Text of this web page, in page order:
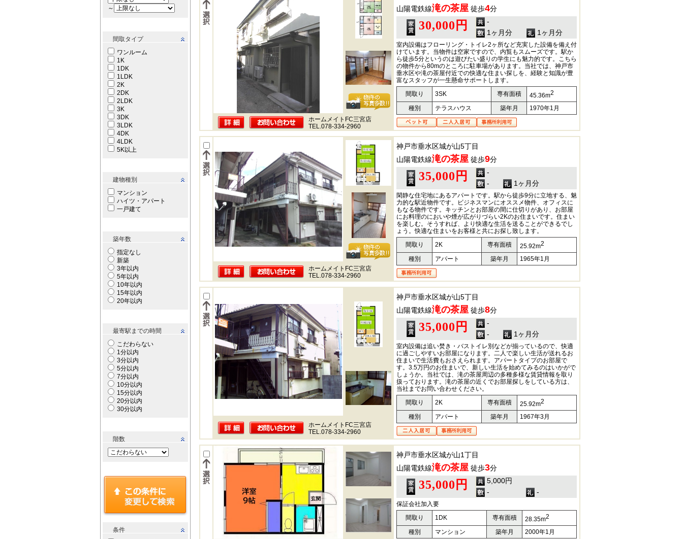
～
間取タイプ
ワンルーム
1K
1DK
1LDK
2K
2DK
2LDK
3K
3DK
3LDK
4DK
4LDK
5K以上
建物種別
マンション
ハイツ・アパート
一戸建て
築年数
指定なし
新築
3年以内
5年以内
10年以内
15年以内
20年以内
最寄駅までの時間
こだわらない
1分以内
3分以内
5分以内
7分以内
10分以内
15分以内
20分以内
30分以内
階数
条件
山陽電鉄線滝の茶屋 徒歩4分
30,000円
-
1ヶ月分
1ヶ月分
室内設備はフローリング・トイレ2ヶ所など充実した設備を備え付
けています。当物件は空家ですので、内覧もスムーズです。駅か
ら徒歩5分というのは遊びたい盛りの学生にも魅力的です。こちら
の物件から80mのところに駐車場があります。当社では、神戸市
垂水区や滝の茶屋付近での快適な住まい探しを、経験と知識が豊
富なスタッフが一生懸命サポートします。
間取り
3SK 専有面積 45.36m2
種別 テラスハウス 築年月
1970年1月
ホームメイトFC三宮店
TEL.078-334-2960
神戸市垂水区城が山5丁目
山陽電鉄線滝の茶屋 徒歩9分
35,000円
-
-
1ヶ月分
閑静な住宅地にあるアパートです。駅から徒歩9分に立地する、魅
力的な駅近物件です。ビジネスマンにオススメ物件、オフィスに
もなる物件です。キッチンとお部屋の間に仕切りがあり、お部屋
にお料理のにおいや煙が広がりづらい2Kのお住まいです。住まい
を楽しむ。そうすれば、より快適な生活を送ることができるでし
ょう。快適な住まいをお客様と共にお探し致します。
間取り
2K 専有面積 25.92m2
種別 アパート 築年月
1965年1月
ホームメイトFC三宮店
TEL.078-334-2960
神戸市垂水区城が山5丁目
山陽電鉄線滝の茶屋 徒歩8分
35,000円
-
-
1ヶ月分
室内設備は追い焚き・バストイレ別などが揃っているので、快適
に過ごしやすいお部屋になります。二人で楽しい生活が送れるお
住まいで生活費もおさえられます。アパートタイプのお部屋で
す。3.5万円のお住まいで、新しい生活を始めてみるのはいかがで
しょうか。当社では、滝の茶屋周辺の多種多様な賃貸情報を取り
扱っております。滝の茶屋の近くでお部屋探しをしている方は、
当社までお問い合わせください。
間取り
2K 専有面積 25.92m2
種別 アパート 築年月
1967年3月
ホームメイトFC三宮店
TEL.078-334-2960
神戸市垂水区城が山1丁目
山陽電鉄線滝の茶屋 徒歩3分
35,000円
5,000円
-
-
保証会社加入要
間取り
1DK 専有面積 28.35m2
種別 マンション 築年月
2000年1月